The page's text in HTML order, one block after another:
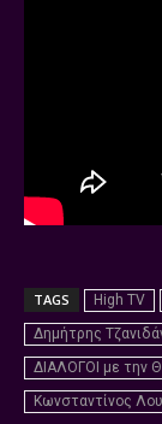
TAGS High TV
Δημήτρης
ΔΙΑΛΟΓΟΙ με την
Κωνσταντίνος